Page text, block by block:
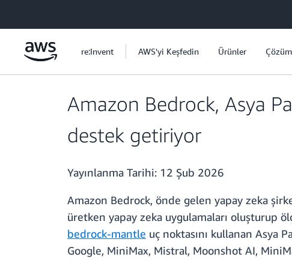
re:Invent AWS'yi Keşfedin Ürünler
Amazon Bedrock, Asya
destek getiriyor
Yayınlanma Tarihi: 12 Şub 2026
Amazon Bedrock, önde gelen yapay zeka
üretken yapay zeka uygulamaları oluşturup
bedrock-mantle uç noktasını kullanan Asya
Google, MiniMax, Mistral, Moonshot AI,